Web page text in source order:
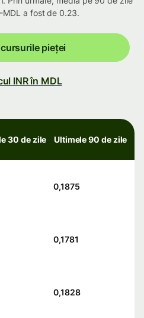
MDL a fost de 0.23.
pieței
INR în MDL
30 de zile Ultimele 90 de zile
0,1875
0,1781
0,1828